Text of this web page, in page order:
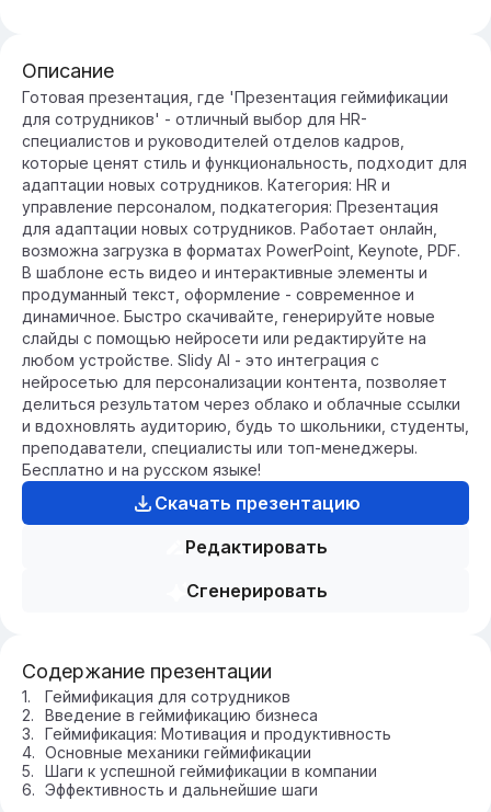
Описание
Готовая презентация, где 'Презентация геймификации
для сотрудников' - отличный выбор для HR-
специалистов и руководителей отделов кадров,
которые ценят стиль и функциональность, подходит для
адаптации новых сотрудников. Категория: HR и
управление персоналом, подкатегория: Презентация
для адаптации новых сотрудников. Работает онлайн,
возможна загрузка в форматах PowerPoint, Keynote, PDF.
В шаблоне есть видео и интерактивные элементы и
продуманный текст, оформление - современное и
динамичное. Быстро скачивайте, генерируйте новые
слайды с помощью нейросети или редактируйте на
любом устройстве. Slidy AI - это интеграция с
нейросетью для персонализации контента, позволяет
делиться результатом через облако и облачные ссылки
и вдохновлять аудиторию, будь то школьники, студенты,
преподаватели, специалисты или топ-менеджеры.
Бесплатно и на русском языке!
Скачать презентацию
Редактировать
Сгенерировать
Содержание презентации
Геймификация для сотрудников
Введение в геймификацию бизнеса
Геймификация: Мотивация и продуктивность
Основные механики геймификации
Шаги к успешной геймификации в компании
Эффективность и дальнейшие шаги